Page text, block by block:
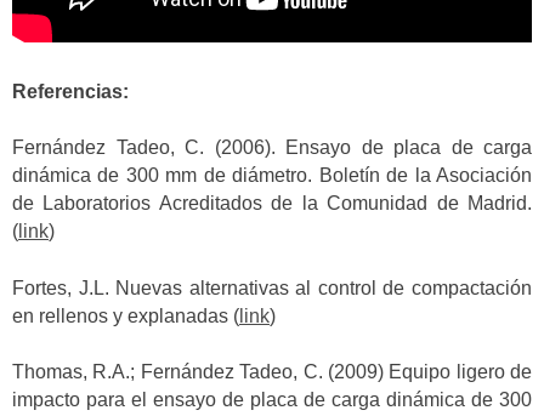
Referencias:
Fernández Tadeo, C. (2006). Ensayo de placa de carga
dinámica de 300 mm de diámetro. Boletín de la Asociación
de Laboratorios Acreditados de la Comunidad de Madrid.
( link)
Fortes, J.L. Nuevas alternativas al control de compactación
en rellenos y explanadas ( link)
Thomas, R.A.; Fernández Tadeo, C. (2009) Equipo ligero de
impacto para el ensayo de placa de carga dinámica de 300